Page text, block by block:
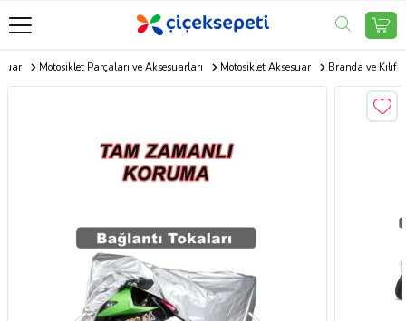
Motosiklet Parçaları ve Aksesuarları Motosiklet Aksesuar Branda ve Kılıf